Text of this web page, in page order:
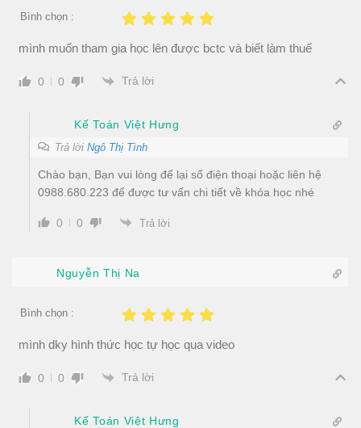
Bình chọn :
mình muốn tham gia học lên được bctc và biết làm thuế
0 0 Trả lời
Kế Toán Việt Hưng
Trả lời Ngô Thị Tình
Chào bạn, Bạn vui lòng để lại số điện thoại hoặc liên hệ
0988.680.223 để được tư vấn chi tiết về khóa học nhé
0 0 Trả lời
Nguyễn Thị Na
Bình chọn :
mình dky hình thức học tự học qua video
0 0 Trả lời
Kế Toán Việt Hưng